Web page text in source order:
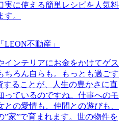
実に使える簡単レシピを人気料
。
不動産」
インテリアにお金をかけてゲス
ちろん自らも。もっとも過ごす
することが、人生の豊かさに直
っているのですね。仕事へのモ
の愛情も、仲間との遊びも、
”家”で育まれます。世の物件を